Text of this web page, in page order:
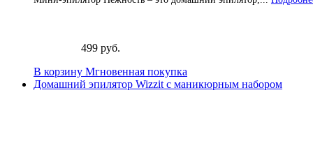
499 руб.
В корзину Мгновенная покупка
Домашний эпилятор Wizzit с маникюрным набором